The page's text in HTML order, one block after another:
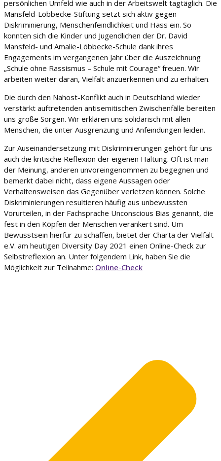
persönlichen Umfeld wie auch in der Arbeitswelt tagtäglich. Die
Mansfeld-Löbbecke-Stiftung setzt sich aktiv gegen
Diskriminierung, Menschenfeindlichkeit und Hass ein. So
konnten sich die Kinder und Jugendlichen der Dr. David
Mansfeld- und Amalie-Löbbecke-Schule dank ihres
Engagements im vergangenen Jahr über die Auszeichnung
„Schule ohne Rassismus – Schule mit Courage“ freuen. Wir
arbeiten weiter daran, Vielfalt anzuerkennen und zu erhalten.
Die durch den Nahost-Konflikt auch in Deutschland wieder
verstärkt auftretenden antisemitischen Zwischenfälle bereiten
uns große Sorgen. Wir erklären uns solidarisch mit allen
Menschen, die unter Ausgrenzung und Anfeindungen leiden.
Zur Auseinandersetzung mit Diskriminierungen gehört für uns
auch die kritische Reflexion der eigenen Haltung. Oft ist man
der Meinung, anderen unvoreingenommen zu begegnen und
bemerkt dabei nicht, dass eigene Aussagen oder
Verhaltensweisen das Gegenüber verletzen können. Solche
Diskriminierungen resultieren häufig aus unbewussten
Vorurteilen, in der Fachsprache Unconscious Bias genannt, die
fest in den Köpfen der Menschen verankert sind. Um
Bewusstsein hierfür zu schaffen, bietet der Charta der Vielfalt
e.V. am heutigen Diversity Day 2021 einen Online-Check zur
Selbstreflexion an. Unter folgendem Link, haben Sie die
Möglichkeit zur Teilnahme: Online-Check